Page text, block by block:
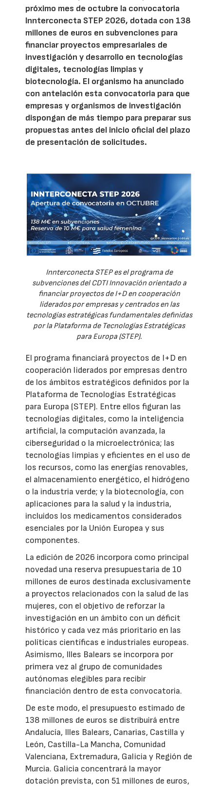
próximo mes de octubre la convocatoria
Innterconecta STEP 2026, dotada con 138
millones de euros en subvenciones para
financiar proyectos empresariales de
investigación y desarrollo en tecnologías
digitales, tecnologías limpias y
biotecnología. El organismo ha anunciado
con antelación esta convocatoria para que
empresas y organismos de investigación
dispongan de más tiempo para preparar sus
propuestas antes del inicio oficial del plazo
de presentación de solicitudes.
Innterconecta STEP es el programa de
subvenciones del CDTI Innovación orientado a
financiar proyectos de I+D en cooperación
liderados por empresas y centrados en las
tecnologías estratégicas fundamentales definidas
por la Plataforma de Tecnologías Estratégicas
para Europa (STEP).
El programa financiará proyectos de I+D en
cooperación liderados por empresas dentro
de los ámbitos estratégicos definidos por la
Plataforma de Tecnologías Estratégicas
para Europa (STEP). Entre ellos figuran las
tecnologías digitales, como la inteligencia
artificial, la computación avanzada, la
ciberseguridad o la microelectrónica; las
tecnologías limpias y eficientes en el uso de
los recursos, como las energías renovables,
el almacenamiento energético, el hidrógeno
o la industria verde; y la biotecnología, con
aplicaciones para la salud y la industria,
incluidos los medicamentos considerados
esenciales por la Unión Europea y sus
componentes.
La edición de 2026 incorpora como principal
novedad una reserva presupuestaria de 10
millones de euros destinada exclusivamente
a proyectos relacionados con la salud de las
mujeres, con el objetivo de reforzar la
investigación en un ámbito con un déficit
histórico y cada vez más prioritario en las
políticas científicas e industriales europeas.
Asimismo, Illes Balears se incorpora por
primera vez al grupo de comunidades
autónomas elegibles para recibir
financiación dentro de esta convocatoria.
De este modo, el presupuesto estimado de
138 millones de euros se distribuirá entre
Andalucía, Illes Balears, Canarias, Castilla y
León, Castilla-La Mancha, Comunidad
Valenciana, Extremadura, Galicia y Región de
Murcia. Galicia concentrará la mayor
dotación prevista, con 51 millones de euros,